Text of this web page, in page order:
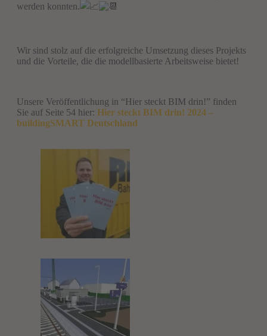
werden konnten.
Wir sind stolz auf die erfolgreiche Umsetzung dieses Projekts
und die Vorteile, die die modellbasierte Arbeitsweise bietet!
Unsere Veröffentlichung in “Hier steckt BIM drin!” finden
Sie auf Seite 54 hier: Hier steckt BIM drin! 2024 –
buildingSMART Deutschland